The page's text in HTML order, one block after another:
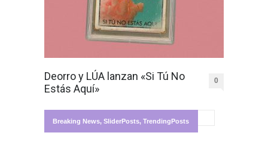
Deorro y LÚA lanzan «Si Tú No
Estás Aquí»
0
Breaking News, SliderPosts, TrendingPosts